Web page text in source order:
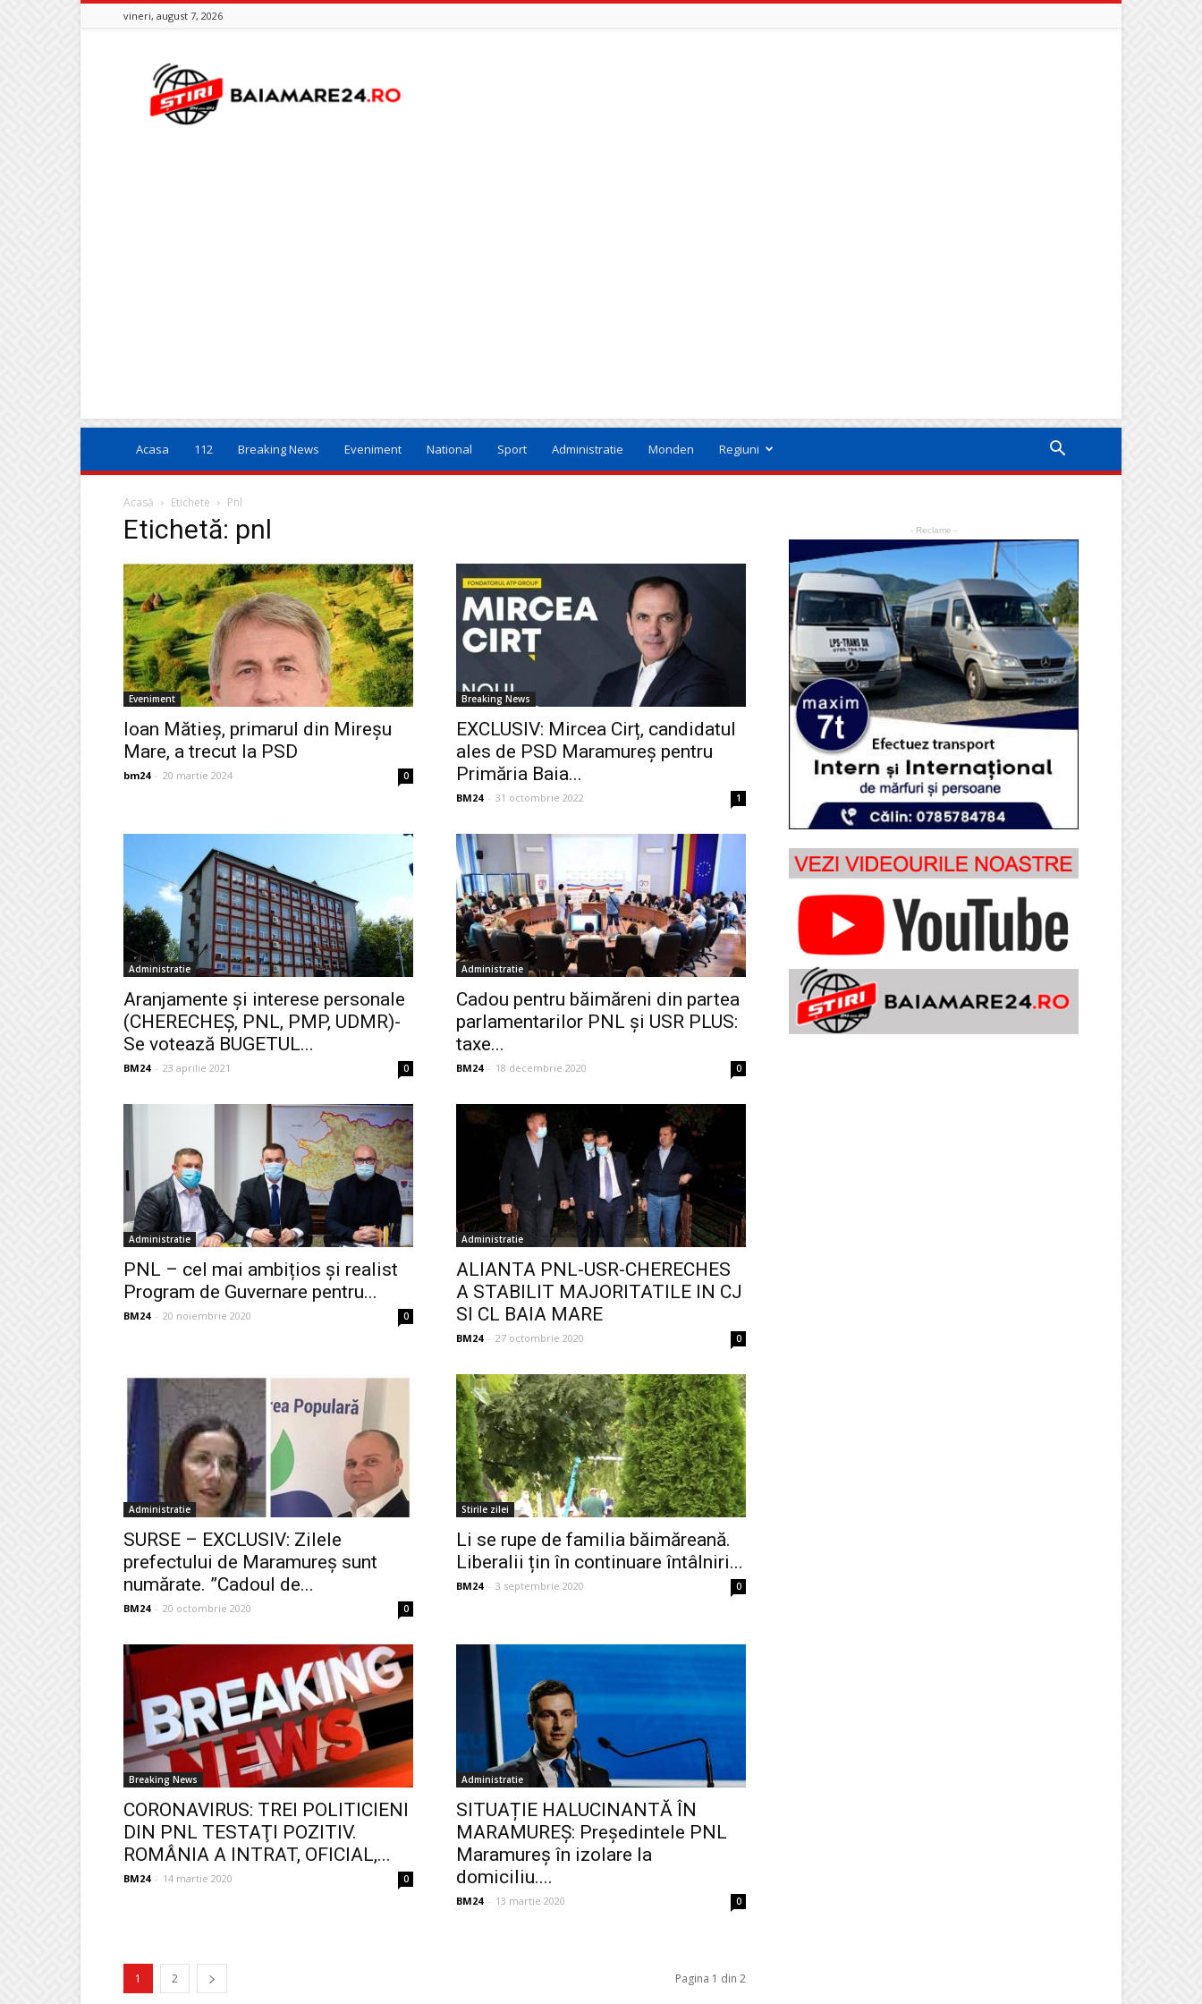
vineri, august 7, 2026
Baia
Mare
24
Acasa 112 Breaking News Eveniment National Sport Administratie Monden Regiuni
Acasă Etichete Pnl
Etichetă: pnl
Eveniment
Ioan Mătieş, primarul din Mireşu
Mare, a trecut la PSD
bm24 - 20 martie 2024 0
Breaking News
EXCLUSIV: Mircea Cirț, candidatul
ales de PSD Maramureș pentru
Primăria Baia...
BM24 - 31 octombrie 2022 1
Administratie
Aranjamente și interese personale
(CHERECHEŞ, PNL, PMP, UDMR)-
Se votează BUGETUL...
BM24 - 23 aprilie 2021 0
Administratie
Cadou pentru băimăreni din partea
parlamentarilor PNL și USR PLUS:
taxe...
BM24 - 18 decembrie 2020 0
Administratie
PNL – cel mai ambițios și realist
Program de Guvernare pentru...
BM24 - 20 noiembrie 2020 0
Administratie
ALIANTA PNL-USR-CHERECHES
A STABILIT MAJORITATILE IN CJ
SI CL BAIA MARE
BM24 - 27 octombrie 2020 0
Administratie
SURSE – EXCLUSIV: Zilele
prefectului de Maramureș sunt
numărate. ”Cadoul de...
BM24 - 20 octombrie 2020 0
Stirile zilei
Li se rupe de familia băimăreană.
Liberalii țin în continuare întâlniri...
BM24 - 3 septembrie 2020 0
Breaking News
CORONAVIRUS: TREI POLITICIENI
DIN PNL TESTAŢI POZITIV.
ROMÂNIA A INTRAT, OFICIAL,...
BM24 - 14 martie 2020 0
Administratie
SITUAȚIE HALUCINANTĂ ÎN
MARAMUREȘ: Președintele PNL
Maramureș în izolare la
domiciliu....
BM24 - 13 martie 2020 0
1 2 Pagina 1 din 2
- Reclame -